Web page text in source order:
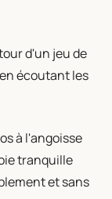
d'un jeu de
écoutant les
à l'angoisse
tranquille
et sans